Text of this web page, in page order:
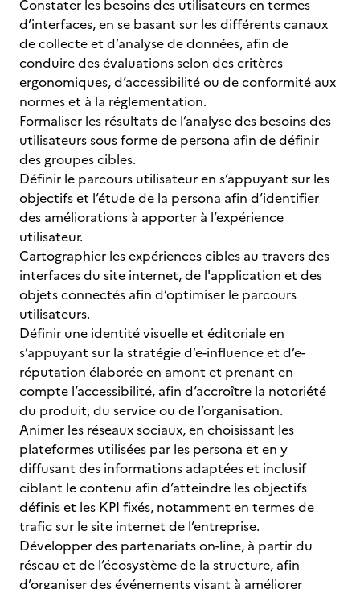
Constater les besoins des utilisateurs en termes
d’interfaces, en se basant sur les différents canaux
de collecte et d’analyse de données, afin de
conduire des évaluations selon des critères
ergonomiques, d’accessibilité ou de conformité aux
normes et à la réglementation.
Formaliser les résultats de l’analyse des besoins des
utilisateurs sous forme de persona afin de définir
des groupes cibles.
Définir le parcours utilisateur en s’appuyant sur les
objectifs et l’étude de la persona afin d’identifier
des améliorations à apporter à l’expérience
utilisateur.
Cartographier les expériences cibles au travers des
interfaces du site internet, de l'application et des
objets connectés afin d’optimiser le parcours
utilisateurs.
Définir une identité visuelle et éditoriale en
s’appuyant sur la stratégie d’e-influence et d’e-
réputation élaborée en amont et prenant en
compte l’accessibilité, afin d’accroître la notoriété
du produit, du service ou de l’organisation.
Animer les réseaux sociaux, en choisissant les
plateformes utilisées par les persona et en y
diffusant des informations adaptées et inclusif
ciblant le contenu afin d’atteindre les objectifs
définis et les KPI fixés, notamment en termes de
trafic sur le site internet de l’entreprise.
Développer des partenariats on-line, à partir du
réseau et de l’écosystème de la structure, afin
d’organiser des événements visant à améliorer